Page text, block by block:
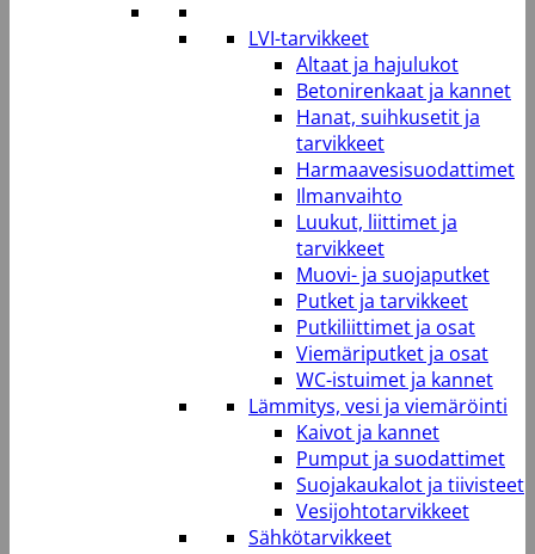
LVI-tarvikkeet
Altaat ja hajulukot
Betonirenkaat ja kannet
Hanat, suihkusetit ja
tarvikkeet
Harmaavesisuodattimet
Ilmanvaihto
Luukut, liittimet ja
tarvikkeet
Muovi- ja suojaputket
Putket ja tarvikkeet
Putkiliittimet ja osat
Viemäriputket ja osat
WC-istuimet ja kannet
Lämmitys, vesi ja viemäröinti
Kaivot ja kannet
Pumput ja suodattimet
Suojakaukalot ja tiivisteet
Vesijohtotarvikkeet
Sähkötarvikkeet